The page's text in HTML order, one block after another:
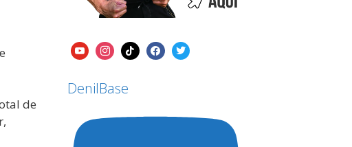
de
DenilBase